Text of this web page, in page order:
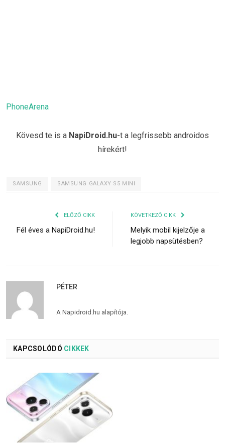
PhoneArena
Kövesd te is a NapiDroid.hu-t a legfrissebb androidos
hírekért!
SAMSUNG SAMSUNG GALAXY S5 MINI
ELŐZŐ CIKK
Fél éves a NapiDroid.hu!
KÖVETKEZŐ CIKK
Melyik mobil kijelzője a
legjobb napsütésben?
PÉTER
A Napidroid.hu alapítója.
KAPCSOLÓDÓ CIKKEK